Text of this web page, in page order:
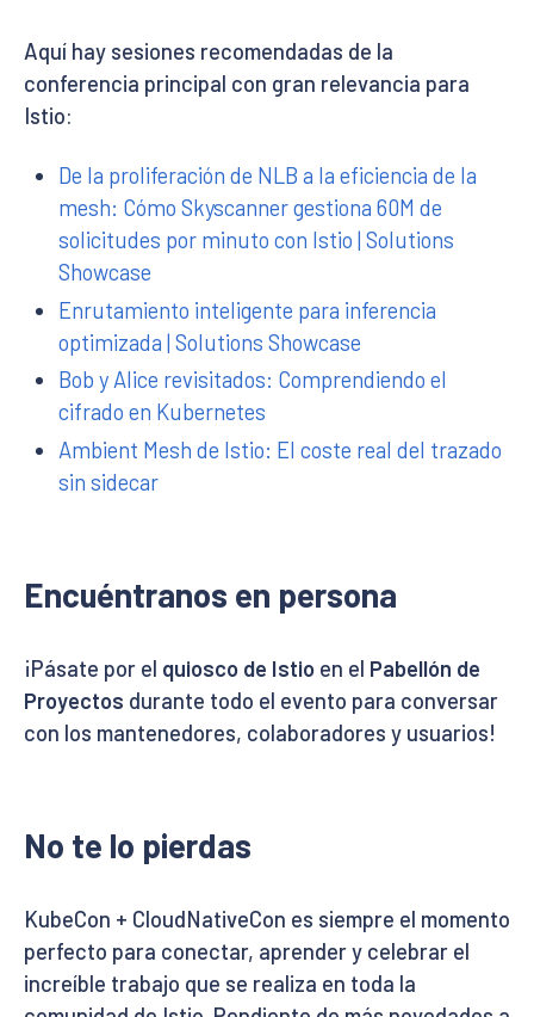
Aquí hay sesiones recomendadas de la
conferencia principal con gran relevancia para
Istio:
De la proliferación de NLB a la eficiencia de la
mesh: Cómo Skyscanner gestiona 60M de
solicitudes por minuto con Istio | Solutions
Showcase
Enrutamiento inteligente para inferencia
optimizada | Solutions Showcase
Bob y Alice revisitados: Comprendiendo el
cifrado en Kubernetes
Ambient Mesh de Istio: El coste real del trazado
sin sidecar
Encuéntranos en persona
¡Pásate por el quiosco de Istio en el Pabellón de
Proyectos durante todo el evento para conversar
con los mantenedores, colaboradores y usuarios!
No te lo pierdas
KubeCon + CloudNativeCon es siempre el momento
perfecto para conectar, aprender y celebrar el
increíble trabajo que se realiza en toda la